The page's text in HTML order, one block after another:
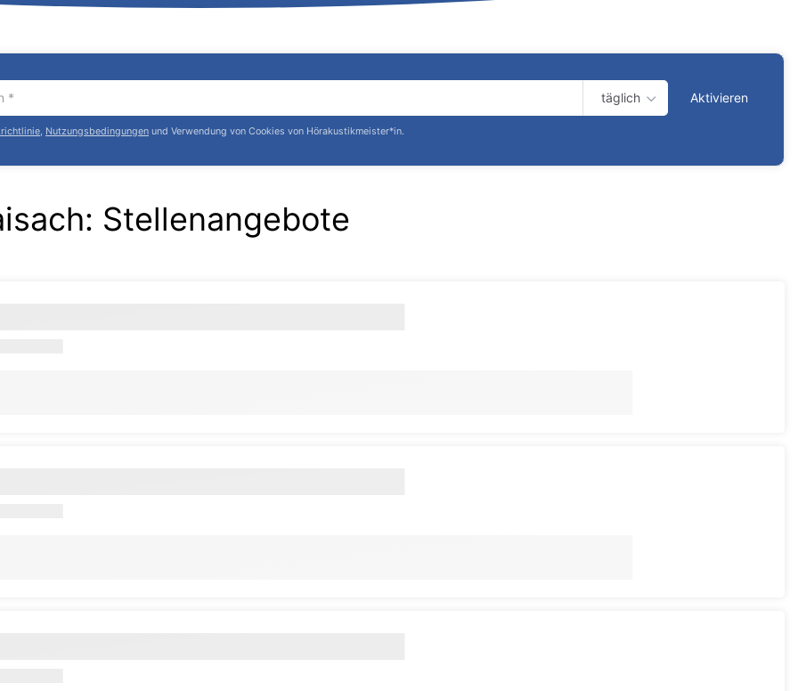
täglich Aktivieren
, Nutzungsbedingungen und Verwendung von Cookies von Hörakustikmeister*in.
: Stellenangebote